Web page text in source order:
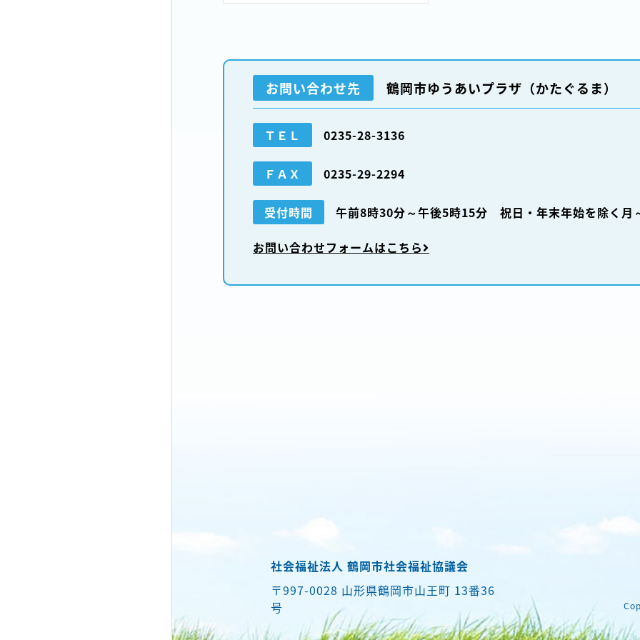
お問い合わせ先 鶴岡市ゆうあいプラザ（かたぐるま）
ＴＥＬ 0235-28-3136
ＦＡＸ 0235-29-2294
受付時間 午前8時30分～午後5時15分 祝日・年末年始を除く月
お問い合わせフォームはこちら
社会福祉法人 鶴岡市社会福祉協議会
〒997-0028 山形県鶴岡市山王町 13番36
号